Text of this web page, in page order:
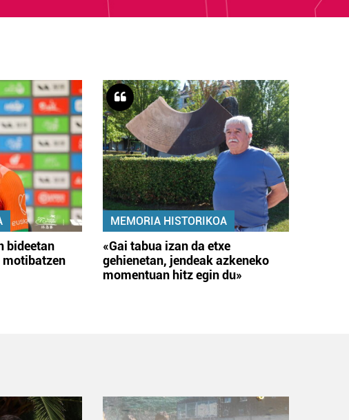
bideetan
motibatzen
MEMORIA HISTORIKOA
«Gai tabua izan da etxe
gehienetan, jendeak azkeneko
momentuan hitz egin du»